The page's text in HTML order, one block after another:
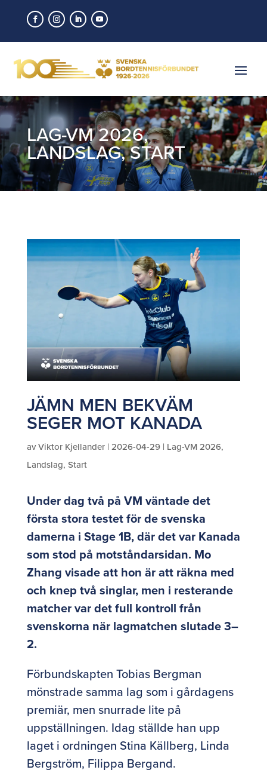
LAG-VM 2026,
LANDSLAG,START
JÄMN MEN BEKVÄM
SEGER MOT KANADA
avViktor Kjellander| 2026-04-29| Lag-VM 2026,
Landslag, Start
Under dag två på VM väntade det
första stora testet för de svenska
damerna i Stage 1B, där det var Kanada
som stod på motståndarsidan. Mo
Zhang visade att hon är att räkna med
och knep två singlar, men i resterande
matcher var det full kontroll från
svenskorna när lagmatchen slutade 3–
2.
Förbundskapten Tobias Bergman
mönstrade samma lag som i gårdagens
premiär, men snurrade lite på
uppställningen. Idag ställde han upp
laget i ordningen Stina Källberg, Linda
Bergström, Filippa Bergand.